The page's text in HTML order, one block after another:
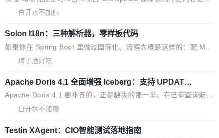
与 AI 数据基础加速融合，为实时数据基础设施的发展开启新的篇
新，未能实现其作为“AI版维基百科”替代品的目标。 据 Lawfare 最
去三个月内没有任何条目完成更新，用户提交的编辑请求也长期处
于待处理状态。 Grokipedia 于去年底上线，定位为由人工智能生
成内容的百科平台，被马斯克视为传统众包百科网站维基百科的替
未出现近期更新，相关问题并非局限于特定领域，而是在不同主题
和访问量页面中普遍存在。 调查人员最初认为，Grokipedia可能只
是限...
白开水不加糖
Solon I18n：三种解析器，零样板代码
如果你在 Spring Boot 里做过国际化，流程大概是这样的：配 Mes
sageSource 的 Bean、写 ReloadableResourceBundleMessage
r…五六步之后才能看到第一行翻译文本。 Solon 换了个方式。整
个 i18n 模块围绕三个解析器、一个注解、一个工具类展开——没
有 XML、没有拦截器注册、没有样板配置。 资源文件的约定 把文
es ...
梅子酒好吃
Apache Doris 4.1 全面增强 Iceberg：支持 UPDAT
E、MERGE INTO 与 Iceberg V3
Apache Doris 4.1 要补齐的，正是缺失的那一半。在已有查询能力
的基础上，Doris 进一步支持了 UPDATE、DELETE、MERGE IN
_data_files、expire_snapshots 等日常维护操作，并完整支持 Ice
白开水不加糖
Testin XAgent：CIO智能测试落地指南